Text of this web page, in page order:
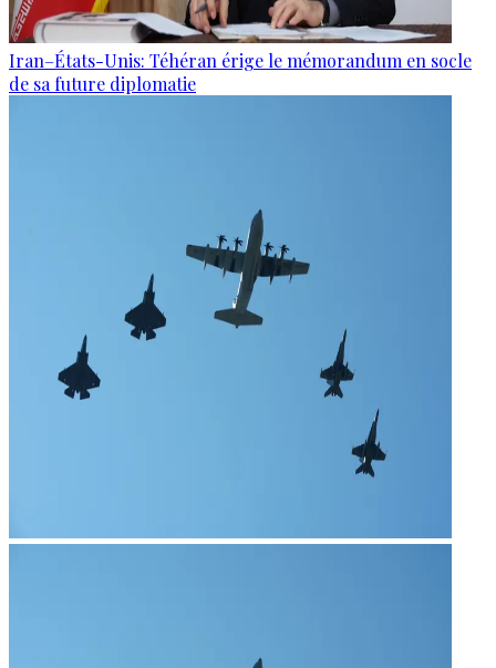
Iran–États-Unis: Téhéran érige le mémorandum en socle
de sa future diplomatie